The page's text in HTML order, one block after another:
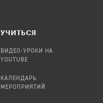
УЧИТЬСЯ
ВИДЕО-УРОКИ НА
YOUTUBE
КАЛЕНДАРЬ
МЕРОПРИЯТИЙ